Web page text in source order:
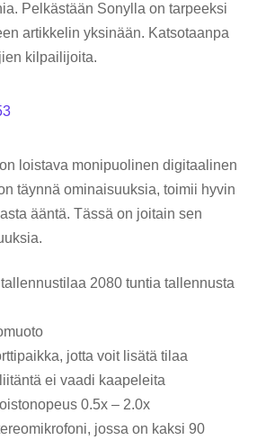
Pelkästään Sonylla on tarpeeksi
artikkelin yksinään. Katsotaanpa
kilpailijoita.
loistava monipuolinen digitaalinen
täynnä ominaisuuksia, toimii hyvin
ääntä. Tässä on joitain sen
2080 tuntia tallennusta
jotta voit lisätä tilaa
ei vaadi kaapeleita
0.5x – 2.0x
jossa on kaksi 90